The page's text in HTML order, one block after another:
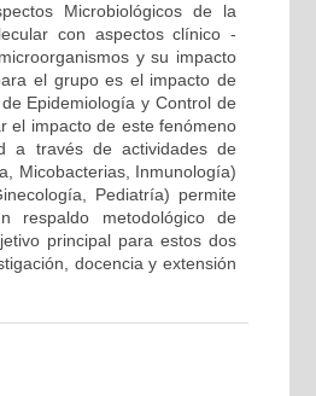
Microbiológicos de la
con aspectos clínico -
y su impacto
el grupo es el impacto de
Epidemiología y Control de
el impacto de este fenómeno
a través de actividades de
Micobacterias, Inmunología)
Pediatría) permite
respaldo metodológico de
principal para estos dos
docencia y extensión